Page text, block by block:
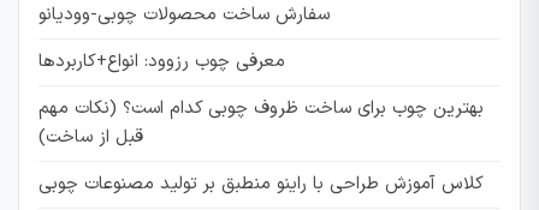
سفارش ساخت محصولات چوبی-وودیانو
معرفی چوب رزوود: انواع+کاربردها
بهترین چوب برای ساخت ظروف چوبی کدام است؟ (نکات مهم
قبل از ساخت)
کلاس آموزش طراحی با راینو منطبق بر تولید مصنوعات چوبی